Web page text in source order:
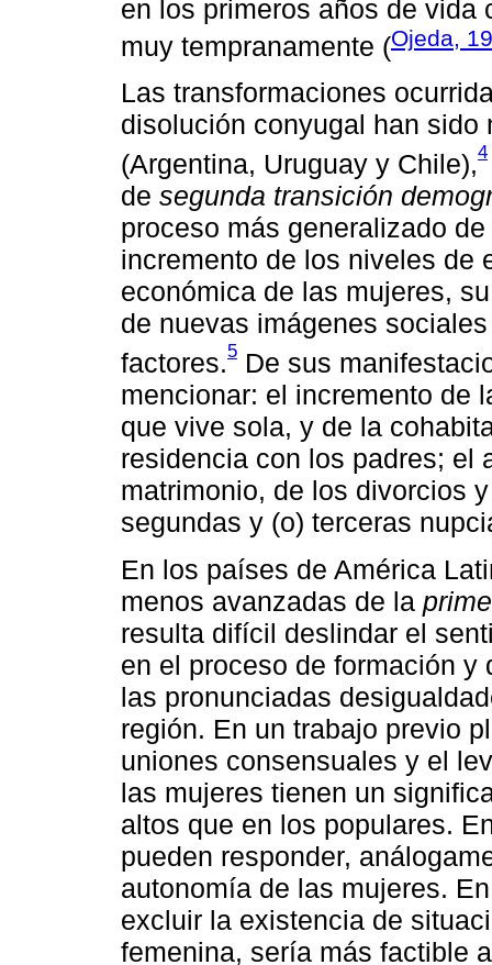
en los primeros años de vida
muy tempranamente (Ojeda,
Las transformaciones
disolución conyugal han
(Argentina, Uruguay y Chile),4
de segunda transición
proceso más generalizado
incremento de los niveles de
económica de las mujeres,
de nuevas imágenes
factores.5 De sus
mencionar: el incremento de
que vive sola, y de la
residencia con los padres; el
matrimonio, de los divorcios
segundas y (o) terceras
En los países de América
menos avanzadas de la
resulta difícil deslindar el
en el proceso de formación
las pronunciadas
región. En un trabajo previo
uniones consensuales y el
las mujeres tienen un
altos que en los populares.
pueden responder,
autonomía de las mujeres.
excluir la existencia de
femenina, sería más factible